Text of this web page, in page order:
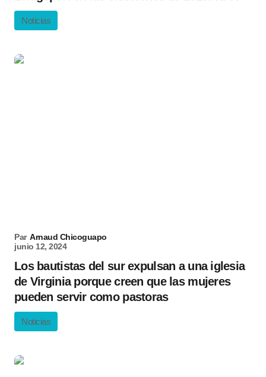
Noticias
Par Arnaud Chicoguapo
junio 12, 2024
Los bautistas del sur expulsan a una iglesia
de Virginia porque creen que las mujeres
pueden servir como pastoras
Noticias